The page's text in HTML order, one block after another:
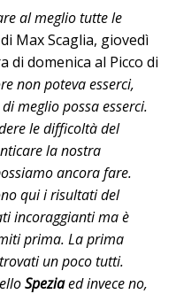
al meglio tutte le
Max Scaglia, giovedì
di domenica al Picco di
non poteva esserci,
meglio possa esserci.
le difficoltà del
la nostra
ancora fare.
qui i risultati del
incoraggianti ma è
prima. La prima
un poco tutti.
Speziaed invece no,